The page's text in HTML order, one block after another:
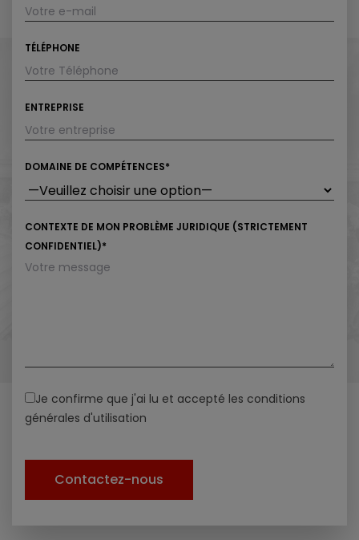
TÉLÉPHONE
ENTREPRISE
DOMAINE DE COMPÉTENCES*
CONTEXTE DE MON PROBLÈME JURIDIQUE (STRICTEMENT
CONFIDENTIEL)*
Je confirme que j'ai lu et accepté les conditions
générales d'utilisation